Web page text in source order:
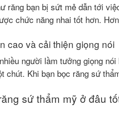
răng bạn bị sứt mẻ dẫn tới
chức năng nhai tốt hơn.
cao và cải thiện giọng nói
người lầm tưởng giọng
chút. Khi bạn bọc răng sứ
sứ thẩm mỹ ở đâu